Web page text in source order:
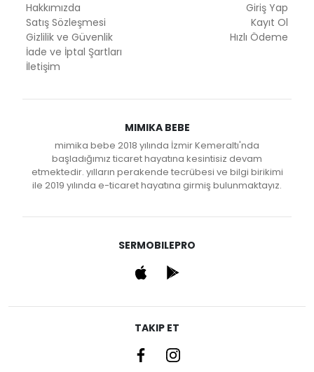
Hakkımızda
Satış Sözleşmesi
Gizlilik ve Güvenlik
İade ve İptal Şartları
İletişim
Giriş Yap
Kayıt Ol
Hızlı Ödeme
MIMIKA BEBE
mimika bebe 2018 yılında İzmir Kemeraltı'nda
başladığımız ticaret hayatına kesintisiz devam
etmektedir. yılların perakende tecrübesi ve bilgi birikimi
ile 2019 yılında e-ticaret hayatına girmiş bulunmaktayız.
SERMOBILEPRO
TAKIP ET